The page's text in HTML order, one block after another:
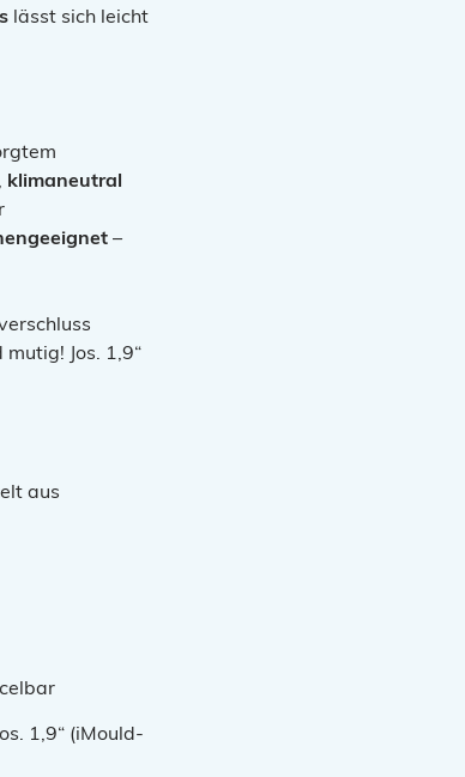
lässt sich leicht
klimaneutral
–
Jos. 1,9“
aus
1,9“ (iMould-